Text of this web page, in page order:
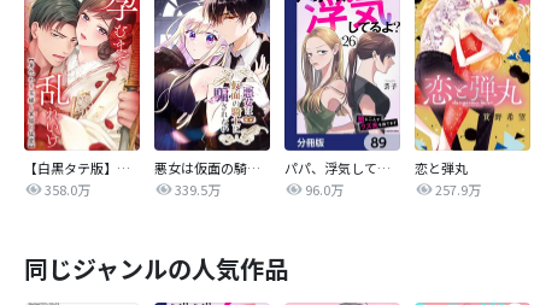
【白黒タテ版】孕むまで乱れいけ～身代わり花嫁と軍服の猛愛
358.0万
悪女は仮面の騎士に騙されない
339.5万
パパ、浮気してるよ？娘と二人でクズ夫を捨てます【分冊版】
96.0万
恋と弾丸
257.9万
同じジャンルの人気作品